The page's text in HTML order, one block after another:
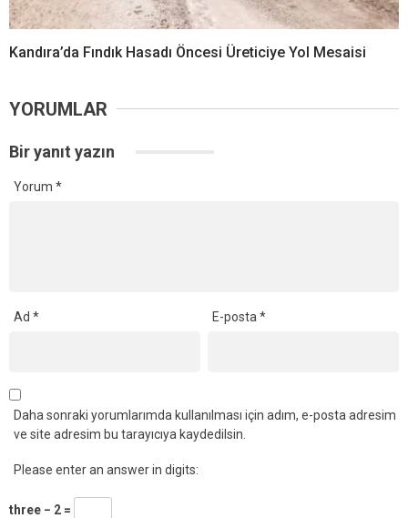
Kandıra’da Fındık Hasadı Öncesi Üreticiye Yol Mesaisi
YORUMLAR
Bir yanıt yazın
Yorum *
Ad * E-posta*
Daha sonraki yorumlarımda kullanılması için adım, e-posta adresim
ve site adresim bu tarayıcıya kaydedilsin.
Please enter an answer in digits:
three − 2 =